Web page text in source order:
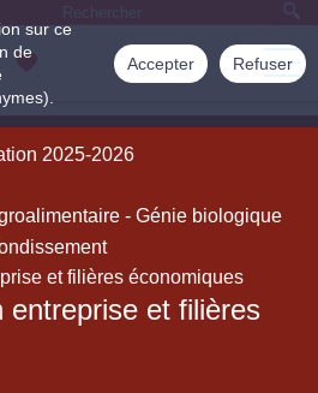
sur ce
de
Accepter Refuser
2025-2026
- Génie biologique
et filières économiques
entreprise et filières